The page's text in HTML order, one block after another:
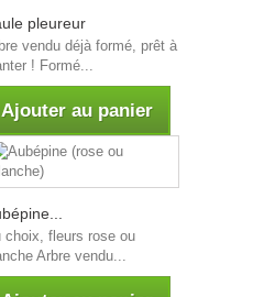
pleureur
vendu déjà formé, prêt à
! Formé...
Ajouter au panier
choix, fleurs rose ou
Arbre vendu...